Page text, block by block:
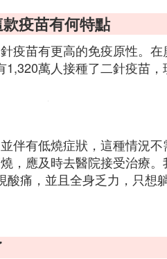
疫苗有何特點
疫苗有更高的免疫原性。
萬人接種了二針疫苗
伴有低燒症狀，這種情況
，應及時去醫院接受治療
痛，並且全身乏力，只想